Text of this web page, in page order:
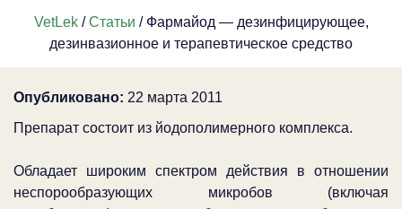
VetLek/Статьи / Фармайод — дезинфицирующее,
дезинвазионное и терапевтическое средство
Опубликовано: 22 марта 2011
Препарат состоит из йодополимерного комплекса.
Обладает широким спектром действия в отношении
неспорообразующих микробов (включая